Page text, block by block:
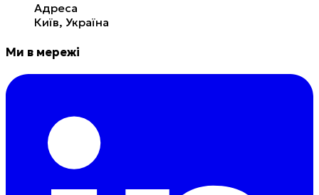
Адреса
Київ, Україна
Ми в мережі